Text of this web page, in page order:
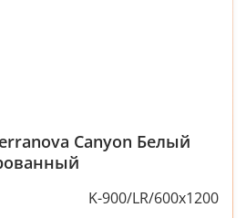
Canyon Белый
K-900/LR/600x1200